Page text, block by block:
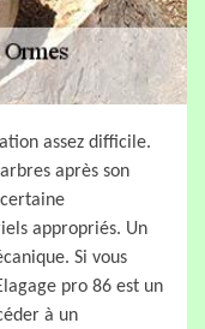
assez difficile.
après son
appropriés. Un
Si vous
pro 86 est un
à un